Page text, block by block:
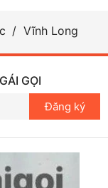
Vĩnh Long
GỌI
Đăng ký